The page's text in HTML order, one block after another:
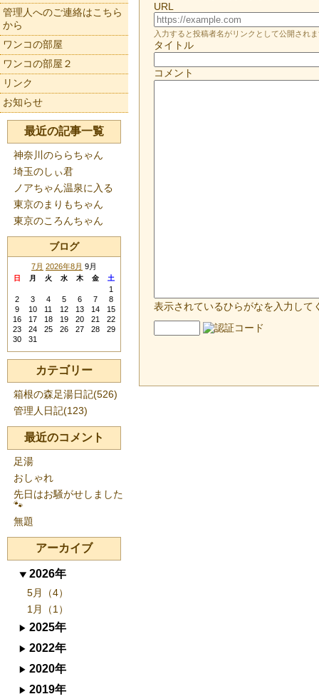
URL
入力すると投稿者名がリンクとして公開され
タイトル
コメント
表示されているひらがなを入力して
管理人へのご連絡はこちら
から
ワンコの部屋
ワンコの部屋２
リンク
お知らせ
最近の記事一覧
神奈川のららちゃん
埼玉のしぃ君
ノアちゃん温泉に入る
東京のまりもちゃん
東京のころんちゃん
ブログ
7月 2026年8月 9月
日 月 火 水 木 金 土
1
2
3 4 5 6 7
8
9
10 11 12 13 14
15
16
17 18 19 20 21
22
23
24 25 26 27 28
29
30
31
カテゴリー
箱根の森足湯日記(526)
管理人日記(123)
最近のコメント
足湯
おしゃれ
先日はお騒がせしました
🐾
無題
アーカイブ
2026年
5月（4）
1月（1）
2025年
2022年
2020年
2019年